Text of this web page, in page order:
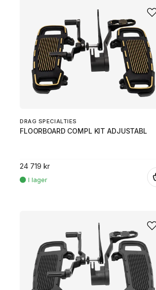
DRAG SPECIALTIES
FLOORBOARD COMPL KIT ADJUSTABL
24 719 kr